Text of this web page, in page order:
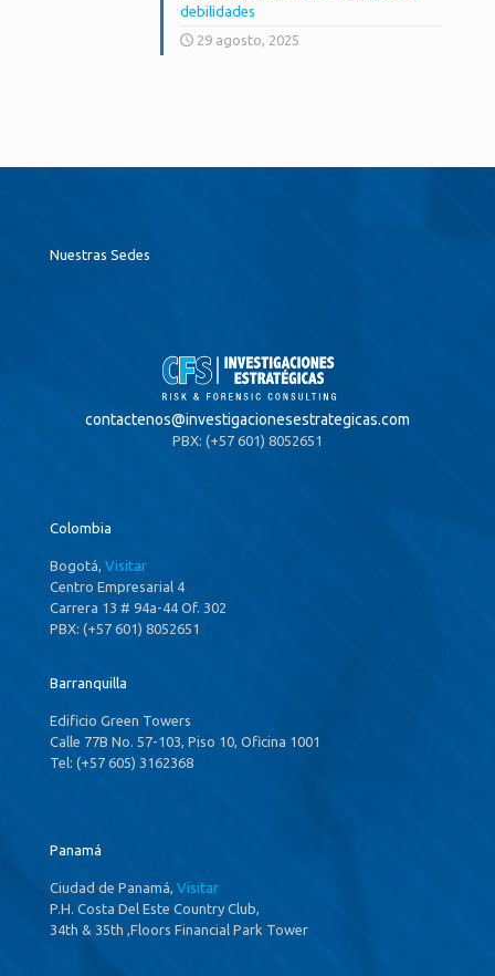
debilidades
29 agosto, 2025
Nuestras Sedes
contactenos@investigacionesestrategicas.com
PBX: (+57 601) 8052651
Colombia
Bogotá, Visitar
Centro Empresarial 4
Carrera 13 # 94a-44 Of. 302
PBX: (+57 601) 8052651
Barranquilla
Edificio Green Towers
Calle 77B No. 57-103, Piso 10, Oficina 1001
Tel: (+57 605) 3162368
Panamá
Ciudad de Panamá, Visitar
P.H. Costa Del Este Country Club,
34th & 35th ,Floors Financial Park Tower